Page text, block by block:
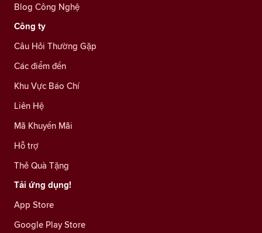
Blog Công Nghệ
Công ty
Câu Hỏi Thường Gặp
Các điểm đến
Khu Vực Báo Chí
Liên Hệ
Mã Khuyến Mãi
Hỗ trợ
Thẻ Quà Tặng
Tải ứng dụng!
App Store
Google Play Store